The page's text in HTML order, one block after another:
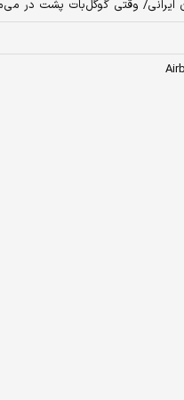
ایرانی/ وقتی گوگل‌بات پشت در